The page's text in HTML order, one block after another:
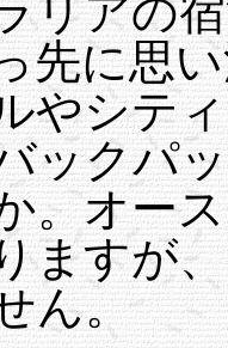
リアの
先に思
やシテ
ックパ
。オー
ますが
ん。